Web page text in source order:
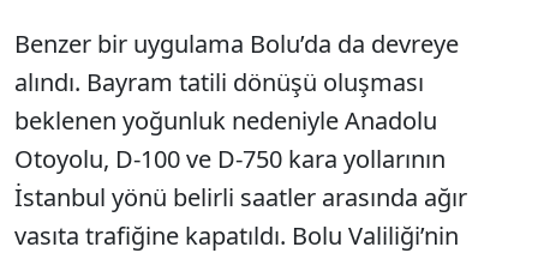
Benzer bir uygulama Bolu’da da devreye
alındı. Bayram tatili dönüşü oluşması
beklenen yoğunluk nedeniyle Anadolu
Otoyolu, D-100 ve D-750 kara yollarının
İstanbul yönü belirli saatler arasında ağır
vasıta trafiğine kapatıldı. Bolu Valiliği’nin